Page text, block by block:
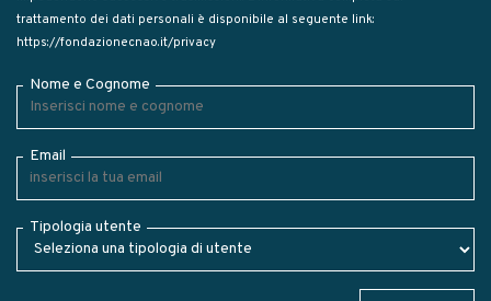
trattamento dei dati personali è disponibile al seguente link:
https://fondazionecnao.it/privacy
Nome e Cognome
Email
Tipologia utente